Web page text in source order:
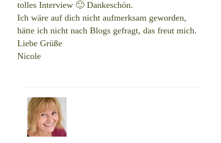
tolles Interview 🙂 Dankeschön.
Ich wäre auf dich nicht aufmerksam geworden,
hätte ich nicht nach Blogs gefragt, das freut mich.
Liebe Grüße
Nicole